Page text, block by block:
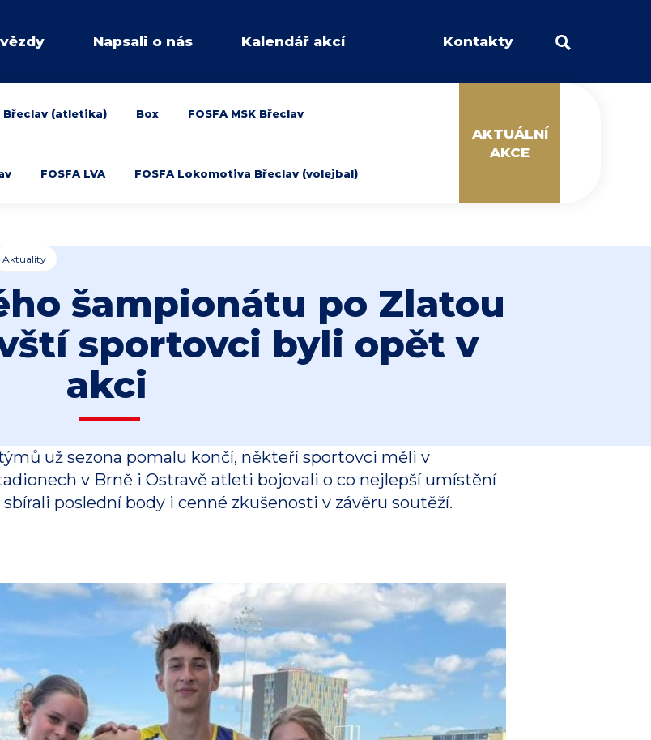
Napsali o nás Kalendář akcí Kontakty
Břeclav (atletika) Box FOSFA MSK Břeclav
FOSFA LVA FOSFA Lokomotiva Břeclav (volejbal)
AKTUÁLNÍ
AKCE
Aktuality
šampionátu po Zlatou
sportovci byli opět v
akci
už sezona pomalu končí, někteří sportovci měli v
v Brně i Ostravě atleti bojovali o co nejlepší umístění
poslední body i cenné zkušenosti v závěru soutěží.